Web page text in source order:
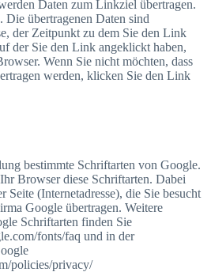
Daten zum Linkziel übertragen.
übertragenen Daten sind
der Zeitpunkt zu dem Sie den Link
der Sie den Link angeklickt haben,
Wenn Sie nicht möchten, dass
werden, klicken Sie den Link
bestimmte Schriftarten von Google.
Browser diese Schriftarten. Dabei
Seite (Internetadresse), die Sie besucht
Google übertragen. Weitere
Schriftarten finden Sie
fonts/faq und in der
policies/privacy/